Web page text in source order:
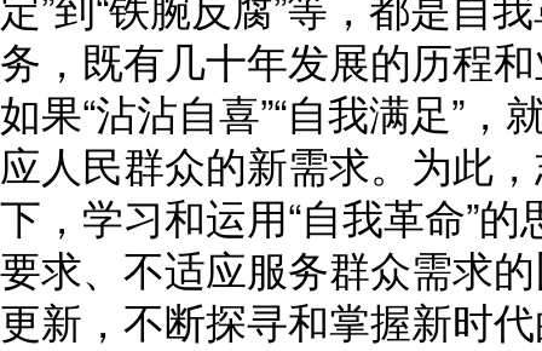
务，既有几十年发展的历程
如果“沾沾自喜”“自我满足”
应人民群众的新需求。为此
下，学习和运用“自我革命”
要求、不适应服务群众需求
更新，不断探寻和掌握新时